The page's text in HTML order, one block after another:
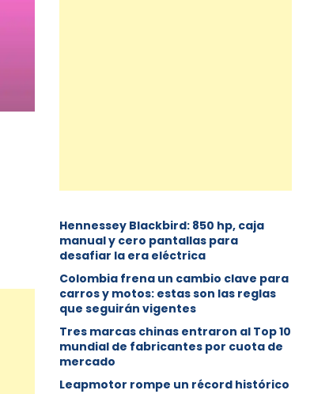
Hennessey Blackbird: 850 hp, caja
manual y cero pantallas para
desafiar la era eléctrica
Colombia frena un cambio clave para
carros y motos: estas son las reglas
que seguirán vigentes
Tres marcas chinas entraron al Top 10
mundial de fabricantes por cuota de
mercado
Leapmotor rompe un récord histórico